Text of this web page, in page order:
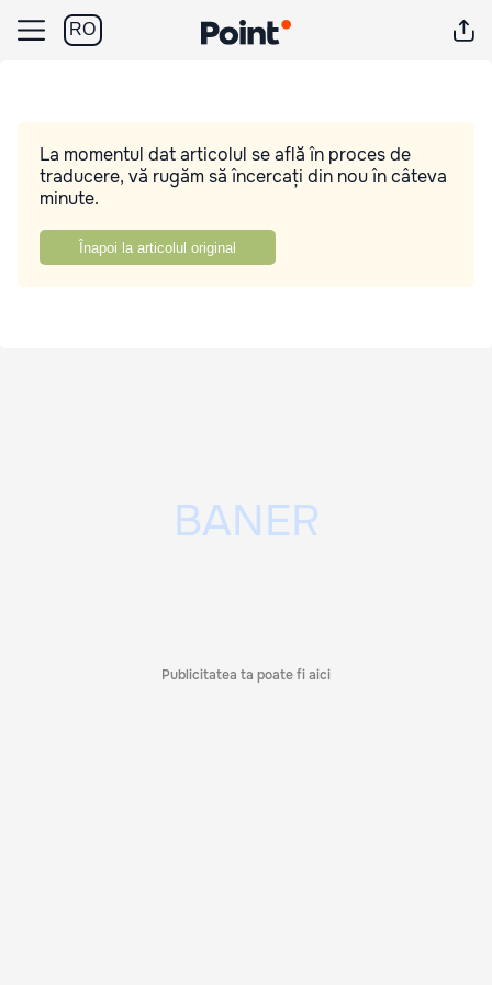
RO
La momentul dat articolul se află în proces de
traducere, vă rugăm să încercați din nou în câteva
minute.
Înapoi la articolul original
Publicitatea ta poate fi aici